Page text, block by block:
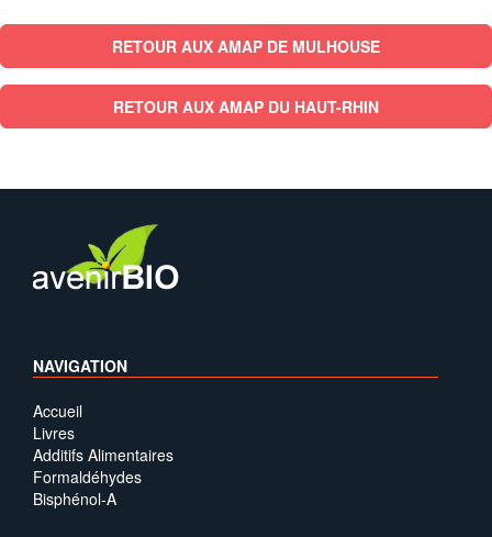
RETOUR AUX AMAP DE MULHOUSE
RETOUR AUX AMAP DU HAUT-RHIN
NAVIGATION
Accueil
Livres
Additifs Alimentaires
Formaldéhydes
Bisphénol-A